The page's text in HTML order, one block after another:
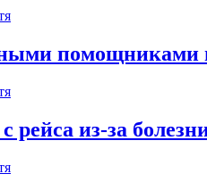
помощниками
рейса из-за